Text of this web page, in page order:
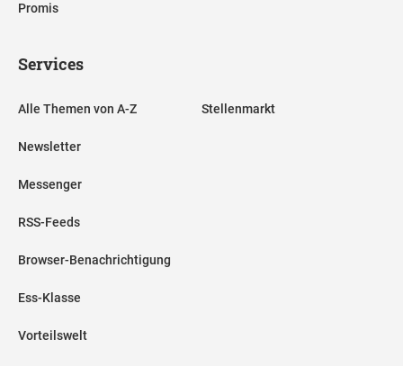
Promis
Services
Alle Themen von A-Z
Newsletter
Messenger
RSS-Feeds
Browser-Benachrichtigung
Ess-Klasse
Vorteilswelt
Stellenmarkt